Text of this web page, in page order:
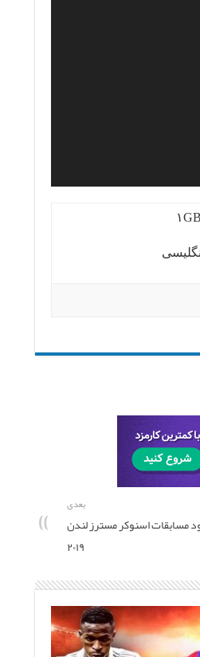
بعدی
مسابقات اسنوکر مسترز لندن
۲۰۱۹